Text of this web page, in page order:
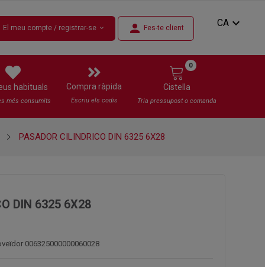
El meu compte / registrar-se expand_more person Fes-te client CA expand_more
habituals
més consumits
Compra ràpida
Escriu els codis
Cistella
0
Tria pressupost o comanda
PASADOR CILINDRICO DIN 6325 6X28
DIN 6325 6X28
006325000000060028